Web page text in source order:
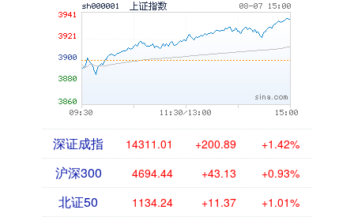
深证成指 14311.01 +200.89 +1.42%
沪深300 4694.44 +43.13 +0.93%
北证50 1134.24 +11.37 +1.01%